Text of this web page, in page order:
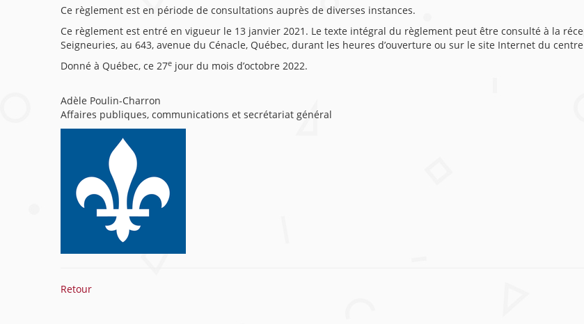
Ce règlement est en période de consultations auprès de diverses instances.
Ce règlement est entré en vigueur le 13 janvier 2021. Le texte intégral du règlement peut être consulté à la
Seigneuries, au 643, avenue du Cénacle, Québec, durant les heures d’ouverture ou sur le site Internet du
Donné à Québec, ce 27e jour du mois d’octobre 2022.
Adèle Poulin-Charron
Affaires publiques, communications et secrétariat général
Retour